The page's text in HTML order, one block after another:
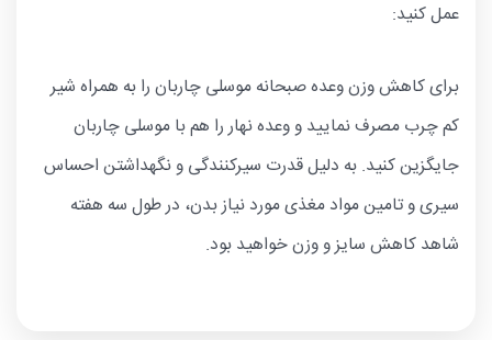
عمل کنید:
برای کاهش وزن وعده صبحانه موسلی چاربان را به همراه شیر
کم چرب مصرف نمایید و وعده نهار را هم با موسلی چاربان
جایگزین کنید. به دلیل قدرت سیرکنندگی و نگهداشتن احساس
سیری و تامین مواد مغذی مورد نیاز بدن، در طول سه هفته
شاهد کاهش سایز و وزن خواهید بود.